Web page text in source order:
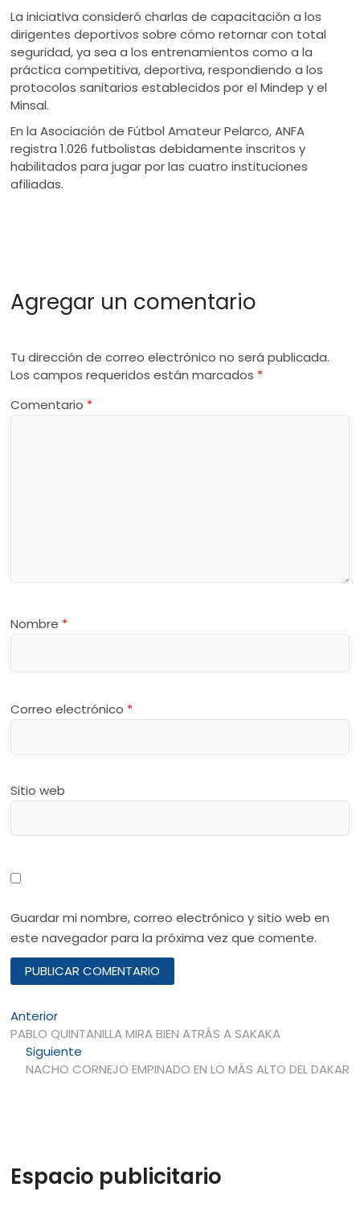
La iniciativa consideró charlas de capacitación a los
dirigentes deportivos sobre cómo retornar con total
seguridad, ya sea a los entrenamientos como a la
práctica competitiva, deportiva, respondiendo a los
protocolos sanitarios establecidos por el Mindep y el
Minsal.
En la Asociación de Fútbol Amateur Pelarco, ANFA
registra 1.026 futbolistas debidamente inscritos y
habilitados para jugar por las cuatro instituciones
afiliadas.
Agregar un comentario
Tu dirección de correo electrónico no será publicada.
Los campos requeridos están marcados *
Comentario *
Nombre *
Correo electrónico *
Sitio web
Guardar mi nombre, correo electrónico y sitio web en
este navegador para la próxima vez que comente.
Navegación
de
entradas
AnteriorEntrada
anterior:
PABLO QUINTANILLA MIRA BIEN ATRÁS A SAKAKA
SiguienteEntrada
siguiente:
NACHO CORNEJO EMPINADO EN LO MÁS ALTO DEL DAKAR
Espacio publicitario